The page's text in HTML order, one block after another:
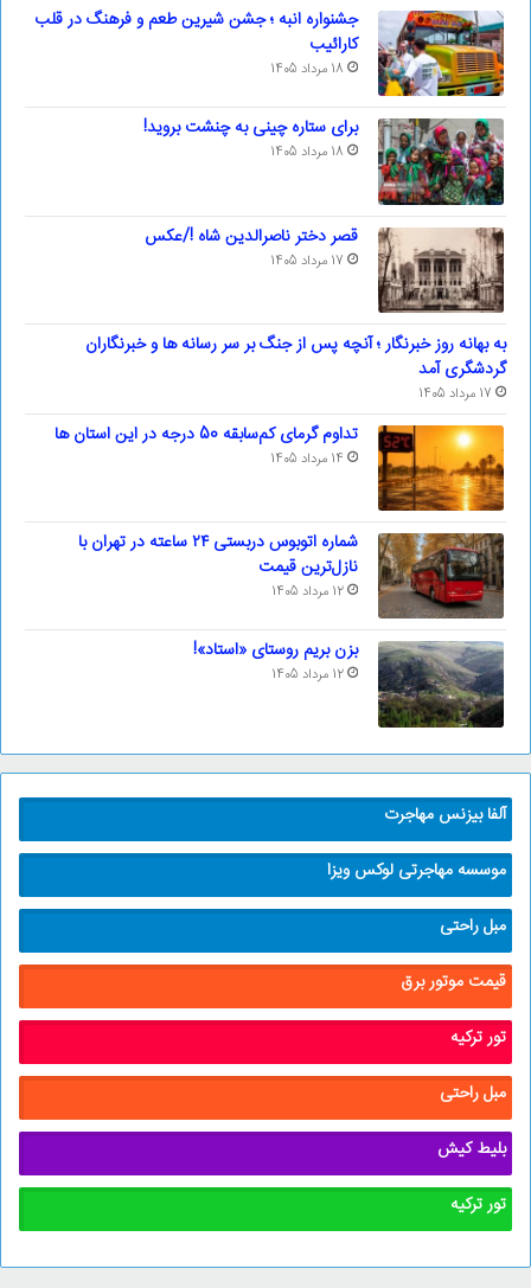
جشنواره انبه ؛ جشن شیرین طعم و فرهنگ در قلب
کارائیب
18 مرداد 1405
برای ستاره چینی به چنشت بروید!
18 مرداد 1405
قصر دختر ناصرالدین شاه !/عکس
17 مرداد 1405
به بهانه روز خبرنگار ؛ آنچه پس از جنگ بر سر رسانه ها و خبرنگاران
گردشگری آمد
17 مرداد 1405
تداوم گرمای کم‌سابقه 50 درجه در این استان ها
14 مرداد 1405
شماره اتوبوس دربستی ۲۴ ساعته در تهران با
نازل‌ترین قیمت
12 مرداد 1405
بزن بریم روستای «استاد»!
12 مرداد 1405
آلفا بیزنس مهاجرت
موسسه مهاجرتی لوکس ویزا
مبل راحتی
قیمت موتور برق
تور ترکیه
مبل راحتی
بلیط کیش
تور ترکیه